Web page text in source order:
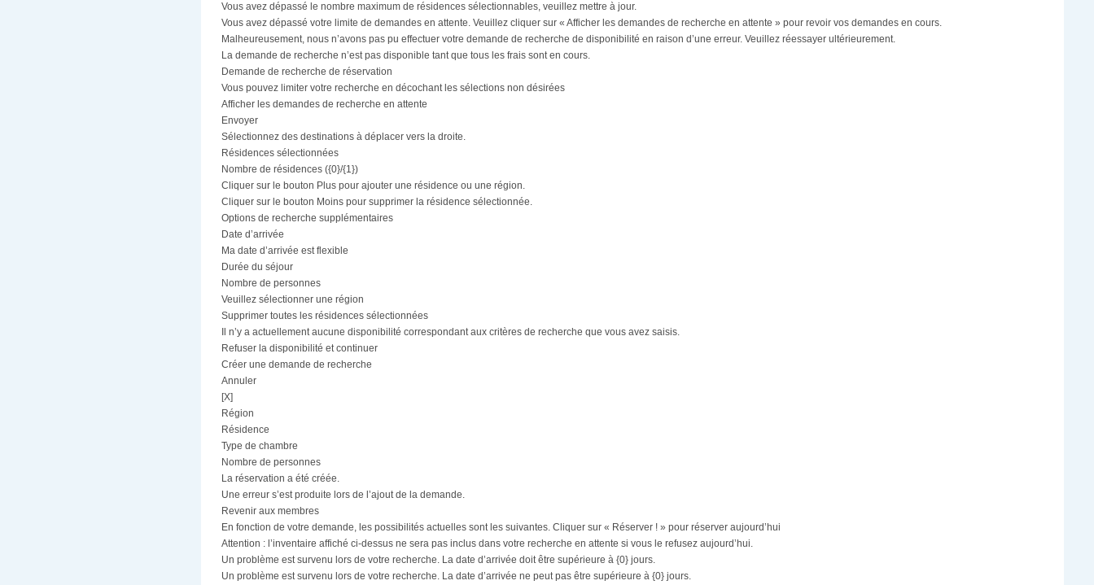
Vous avez dépassé le nombre maximum de résidences sélectionnables, veuillez mettre à jour.
Vous avez dépassé votre limite de demandes en attente. Veuillez cliquer sur « Afficher les demandes de recherche en attente » pour revoir vos demandes en cours.
Malheureusement, nous n’avons pas pu effectuer votre demande de recherche de disponibilité en raison d’une erreur. Veuillez réessayer ultérieurement.
La demande de recherche n’est pas disponible tant que tous les frais sont en cours.
Demande de recherche de réservation
Vous pouvez limiter votre recherche en décochant les sélections non désirées
Afficher les demandes de recherche en attente
Envoyer
Sélectionnez des destinations à déplacer vers la droite.
Résidences sélectionnées
Nombre de résidences ({0}/{1})
Cliquer sur le bouton Plus pour ajouter une résidence ou une région.
Cliquer sur le bouton Moins pour supprimer la résidence sélectionnée.
Options de recherche supplémentaires
Date d’arrivée
Ma date d’arrivée est flexible
Durée du séjour
Nombre de personnes
Veuillez sélectionner une région
Supprimer toutes les résidences sélectionnées
Il n’y a actuellement aucune disponibilité correspondant aux critères de recherche que vous avez saisis.
Refuser la disponibilité et continuer
Créer une demande de recherche
Annuler
[X]
Région
Résidence
Type de chambre
Nombre de personnes
La réservation a été créée.
Une erreur s’est produite lors de l’ajout de la demande.
Revenir aux membres
En fonction de votre demande, les possibilités actuelles sont les suivantes. Cliquer sur « Réserver ! » pour réserver aujourd’hui
Attention : l’inventaire affiché ci-dessus ne sera pas inclus dans votre recherche en attente si vous le refusez aujourd’hui.
Un problème est survenu lors de votre recherche. La date d’arrivée doit être supérieure à {0} jours.
Un problème est survenu lors de votre recherche. La date d’arrivée ne peut pas être supérieure à {0} jours.